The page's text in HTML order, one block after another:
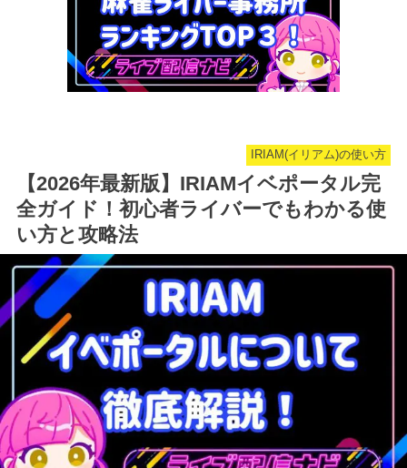
IRIAM(イリアム)の使い方
【2026年最新版】IRIAMイベポータル完
全ガイド！初心者ライバーでもわかる使
い方と攻略法